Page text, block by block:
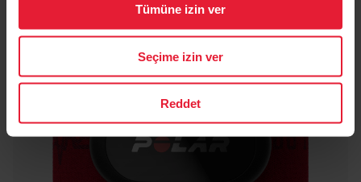
Tümüne izin ver
Seçime izin ver
Reddet